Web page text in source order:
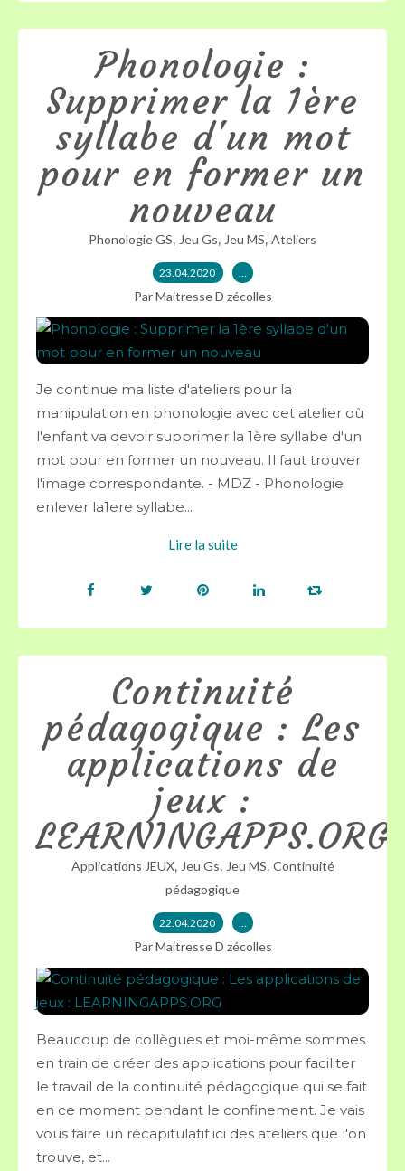
Phonologie :
Supprimer la 1ère
syllabe d'un mot
pour en former un
nouveau
Phonologie GS, Jeu Gs, Jeu MS, Ateliers
23.04.2020 …
Par Maitresse D zécolles
Je continue ma liste d'ateliers pour la
manipulation en phonologie avec cet atelier où
l'enfant va devoir supprimer la 1ère syllabe d'un
mot pour en former un nouveau. Il faut trouver
l'image correspondante. - MDZ - Phonologie
enlever la1ere syllabe...
Lire la suite
Continuité
pédagogique : Les
applications de
jeux :
LEARNINGAPPS.ORG
Applications JEUX, Jeu Gs, Jeu MS, Continuité
pédagogique
22.04.2020 …
Par Maitresse D zécolles
Beaucoup de collègues et moi-même sommes
en train de créer des applications pour faciliter
le travail de la continuité pédagogique qui se fait
en ce moment pendant le confinement. Je vais
vous faire un récapitulatif ici des ateliers que l'on
trouve, et...